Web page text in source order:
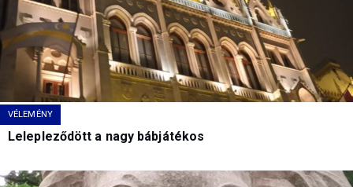
VÉLEMÉNY
Lelepleződött a nagy bábjátékos